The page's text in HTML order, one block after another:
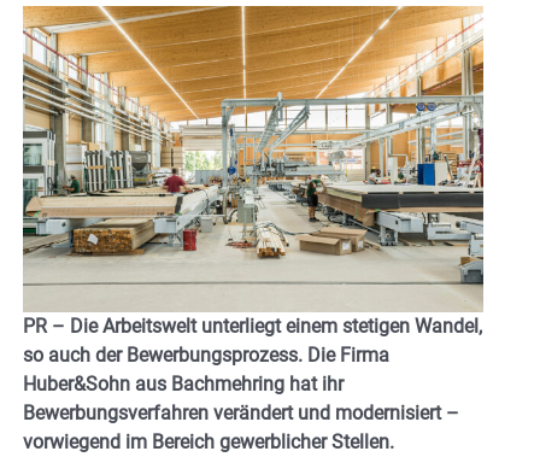
PR – Die Arbeitswelt unterliegt einem stetigen Wandel,
so auch der Bewerbungsprozess. Die Firma
Huber&Sohn aus Bachmehring hat ihr
Bewerbungsverfahren verändert und modernisiert –
vorwiegend im Bereich gewerblicherStellen.